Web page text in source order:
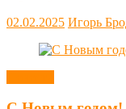
02.02.2025 Игорь